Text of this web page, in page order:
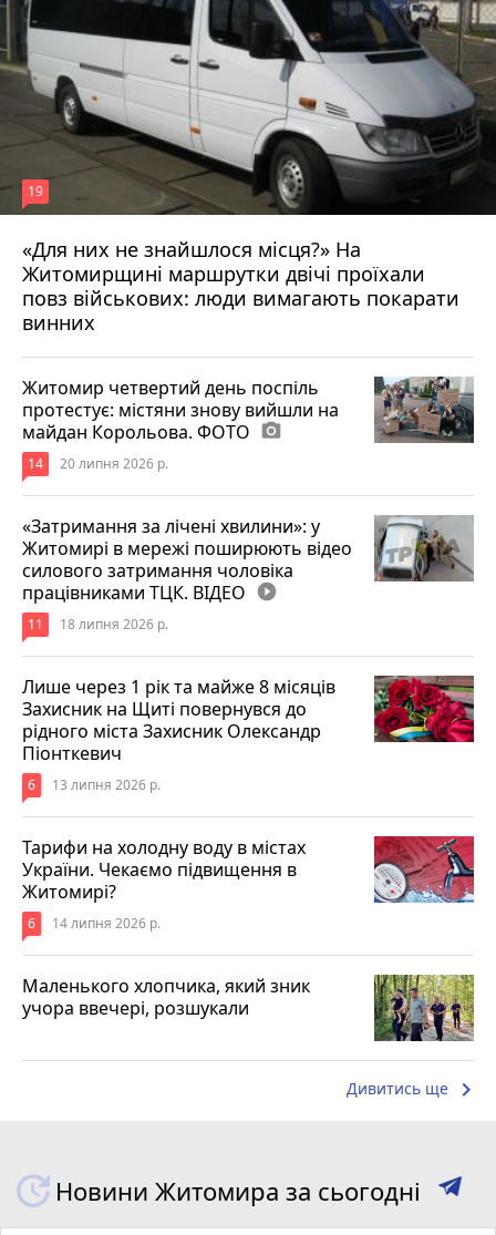
«Для них не знайшлося місця?» На
Житомирщині маршрутки двічі проїхали
повз військових: люди вимагають покарати
винних
19
17 липня 2026 р.
Житомир четвертий день поспіль
протестує: містяни знову вийшли на
майдан Корольова. ФОТО photo_camera
14 20 липня 2026 р.
«Затримання за лічені хвилини»: у
Житомирі в мережі поширюють відео
силового затримання чоловіка
працівниками ТЦК. ВІДЕО play_circle_filled
11 18 липня 2026 р.
Лише через 1 рік та майже 8 місяців
Захисник на Щиті повернувся до
рідного міста Захисник Олександр
Піонткевич
6 13 липня 2026 р.
Тарифи на холодну воду в містах
України. Чекаємо підвищення в
Житомирі?
6 14 липня 2026 р.
Маленького хлопчика, який зник
учора ввечері, розшукали
Дивитись ще keyboard_arrow_right
Новини Житомира за сьогодні